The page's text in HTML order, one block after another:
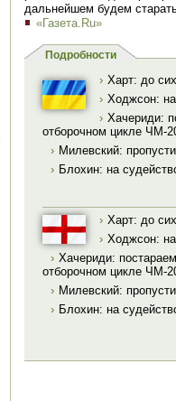
дальнейшем будем
«Газета.Ru»
Подробности
› Харт: до
› Ходжсон:
› Хачериди:
отборочном цикле ЧМ-
› Милевский:
› Блохин: на
› Харт: до
› Ходжсон:
› Хачериди:
отборочном цикле ЧМ-
› Милевский:
› Блохин: на